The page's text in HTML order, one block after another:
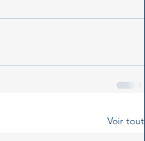
Voir tout